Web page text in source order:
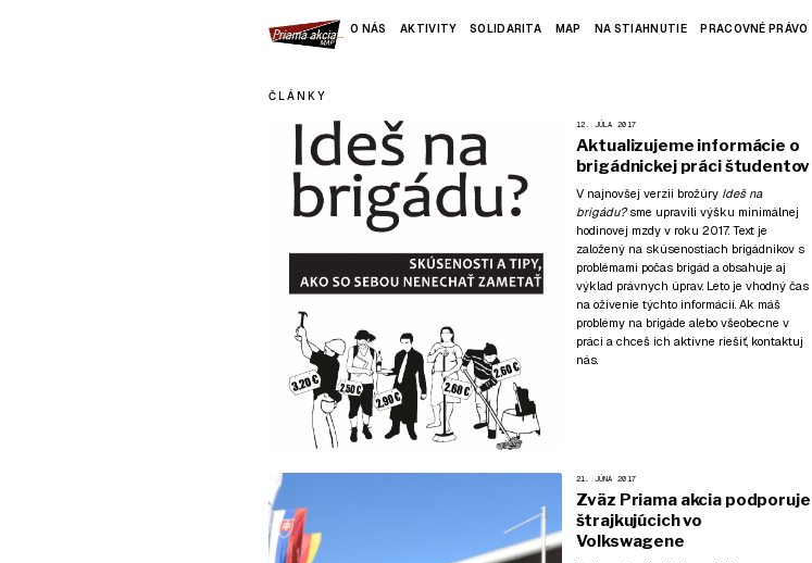
O NÁS AKTIVITY SOLIDARITA MAP NA STIAHNUTIE PRACOVNÉ PRÁVO
ČLÁNKY
12. JÚLA 2017
Aktualizujeme informácie o
brigádnickej práci študentov
V najnovšej verzii brožúry Ideš na
brigádu?sme upravili výšku minimálnej
hodinovej mzdy v roku 2017. Text je
založený na skúsenostiach brigádnikov s
problémami počas brigád a obsahuje aj
výklad právnych úprav. Leto je vhodný čas
na oživenie týchto informácií. Ak máš
problémy na brigáde alebo všeobecne v
práci a chceš ich aktívne riešiť, kontaktuj
nás.
21. JÚNA 2017
Zväz Priama akcia podporuje
štrajkujúcich vo
Volkswagene